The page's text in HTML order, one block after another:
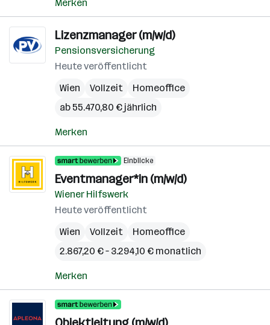
Merken
Lizenzmanager (m/w/d)
Pensionsversicherung
Heute veröffentlicht
Wien
Vollzeit
Homeoffice
ab 55.470,80 € jährlich
Merken
Einblicke
Eventmanager*in (m/w/d)
Wiener Hilfswerk
Heute veröffentlicht
Wien
Vollzeit
Homeoffice
2.867,20 € – 3.294,10 € monatlich
Merken